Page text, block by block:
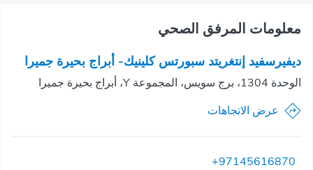
معلومات المرفق الصحي
ديفيرسفيد إنتغريتد سبورتس كلينيك- أبراج بحيرة جميرا
الوحدة 1304، برج سويس، المجموعة Y، أبراج بحيرة جميرا
عرض الاتجاهات
+97145616870